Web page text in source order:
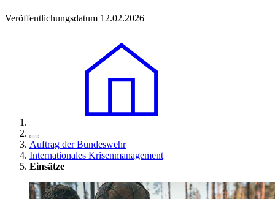
Veröffentlichungsdatum 12.02.2026
Auftrag der Bundeswehr
Internationales Krisenmanagement
Einsätze